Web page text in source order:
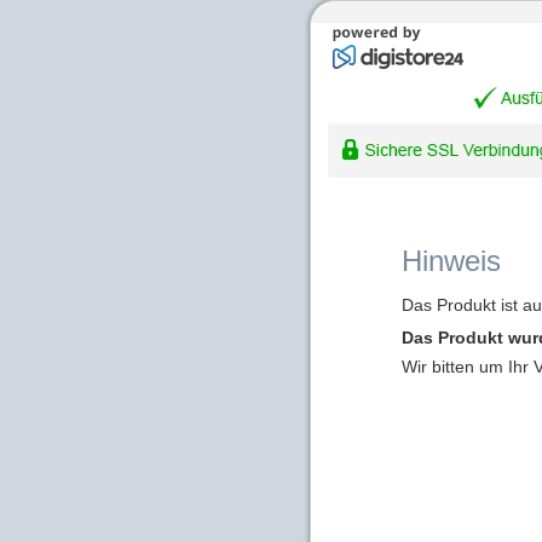
Hinweis
Das Produkt ist
Das Produkt
Wir bitten um Ihr